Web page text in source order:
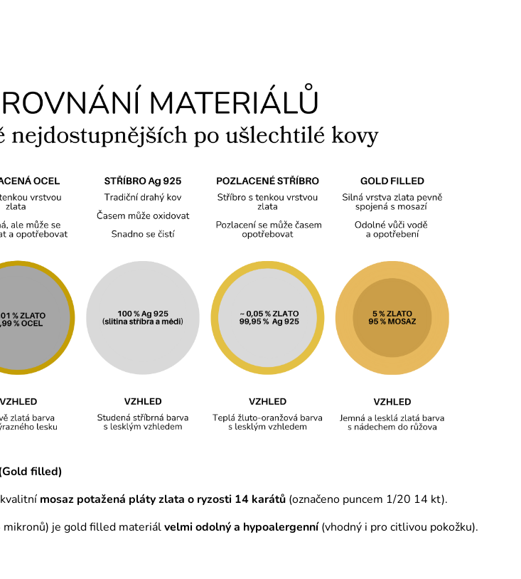
filled)
mosaz potažená pláty zlata o ryzosti 14 karátů (označeno puncem 1/20 14 kt).
je gold filled materiálvelmi odolný a hypoalergenní(vhodný i pro citlivou pokožku).